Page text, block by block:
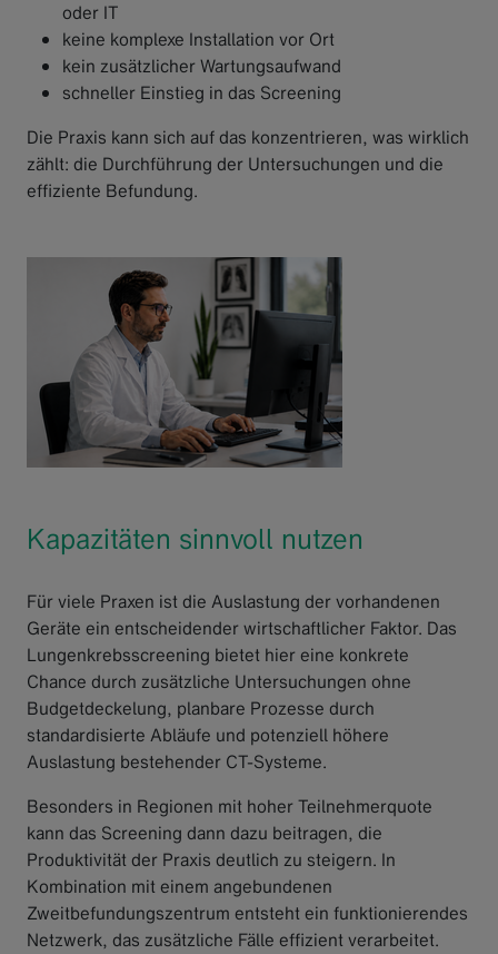
oder IT
keine komplexe Installation vor Ort
kein zusätzlicher Wartungsaufwand
schneller Einstieg in das Screening
Die Praxis kann sich auf das konzentrieren, was wirklich
zählt: die Durchführung der Untersuchungen und die
effiziente Befundung.
Kapazitäten sinnvoll nutzen
Für viele Praxen ist die Auslastung der vorhandenen
Geräte ein entscheidender wirtschaftlicher Faktor. Das
Lungenkrebsscreening bietet hier eine konkrete
Chance durch zusätzliche Untersuchungen ohne
Budgetdeckelung, planbare Prozesse durch
standardisierte Abläufe und potenziell höhere
Auslastung bestehender CT-Systeme.
Besonders in Regionen mit hoher Teilnehmerquote
kann das Screening dann dazu beitragen, die
Produktivität der Praxis deutlich zu steigern. In
Kombination mit einem angebundenen
Zweitbefundungszentrum entsteht ein funktionierendes
Netzwerk, das zusätzliche Fälle effizient verarbeitet.